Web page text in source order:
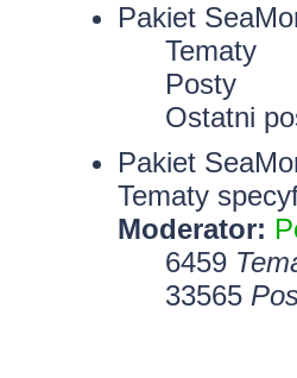
Pakiet
Tematy
Posty
Ostatni
Pakiet
Tematy
Moderator:
6459
33565